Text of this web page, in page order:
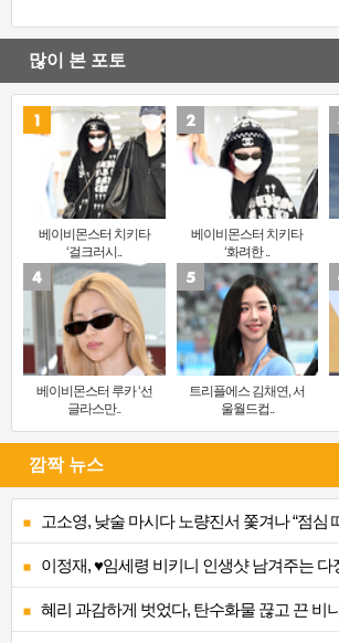
많이 본 포토
베이비몬스터 치키타
‘걸크러시..
베이비몬스터 치키타
‘화려한 ..
베이비몬스터 루카 ‘선
글라스만..
트리플에스 김채연, 서
울월드컵..
깜짝 뉴스
고소영, 낮술 마시다 노량진서 쫓겨나 “점심
이정재, ♥임세령 비키니 인생샷 남겨주는
혜리 과감하게 벗었다, 탄수화물 끊고 끈 비